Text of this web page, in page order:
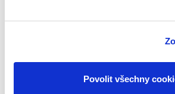
Povolit všechny
490,00 Kč